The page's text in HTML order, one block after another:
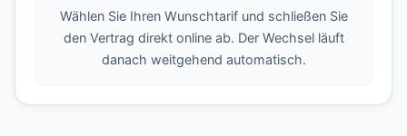
Wählen Sie Ihren Wunschtarif und schließen Sie
den Vertrag direkt online ab. Der Wechsel läuft
danach weitgehend automatisch.